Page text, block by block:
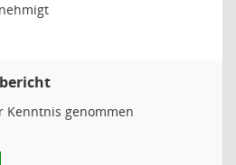
Kenntnis genommen